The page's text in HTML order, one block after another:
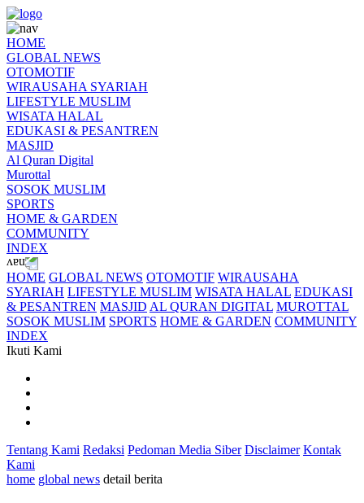
HOME
GLOBAL NEWS
OTOMOTIF
WIRAUSAHA SYARIAH
LIFESTYLE MUSLIM
WISATA HALAL
EDUKASI & PESANTREN
MASJID
Al Quran Digital
Murottal
SOSOK MUSLIM
SPORTS
HOME & GARDEN
COMMUNITY
INDEX
HOME GLOBAL NEWS OTOMOTIF WIRAUSAHA
SYARIAH LIFESTYLE MUSLIM WISATA HALAL EDUKASI
& PESANTREN MASJID AL QURAN DIGITAL MUROTTAL
SOSOK MUSLIM SPORTS HOME & GARDEN COMMUNITY
INDEX
Ikuti Kami
Tentang Kami Redaksi Pedoman Media Siber Disclaimer Kontak
Kami
home global news detail berita